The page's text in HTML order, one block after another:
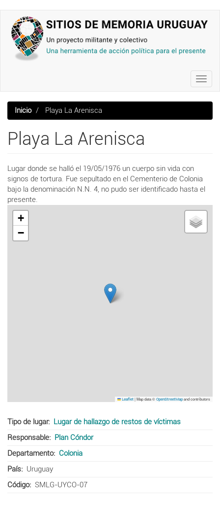
contenido
principal
Inicio Playa La Arenisca
Playa La Arenisca
Lugar donde se halló el 19/05/1976 un cuerpo sin vida con
signos de tortura. Fue sepultado en el Cementerio de Colonia
bajo la denominación N.N. 4, no pudo ser identificado hasta el
presente.
+
−
Leaflet |Map data © OpenStreetMapand contributors
Tipo de lugar
Lugar de hallazgo de restos de víctimas
Responsable
Plan Cóndor
Departamento
Colonia
País
Uruguay
Código
SMLG-UYCO-07